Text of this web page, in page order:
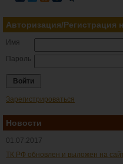
Авторизация/Регистрация
Имя
Пароль
Зарегистрироваться
Новости
01.07.2017
ТК РФ обновлен и выложен на